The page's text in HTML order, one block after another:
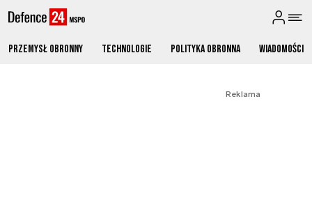
Przemysł obronny Technologie Polityka obronna Wiadomości
Reklama